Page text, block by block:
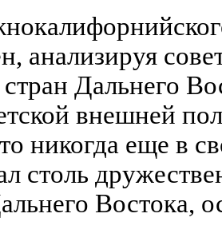
анализируя
Дальнего
внешней
никогда еще в
столь
Востока,